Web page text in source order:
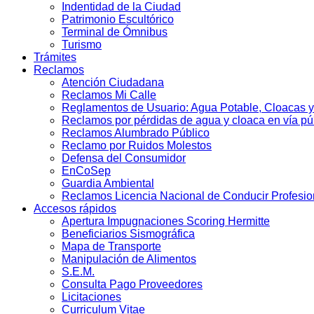
Indentidad de la Ciudad
Patrimonio Escultórico
Terminal de Ómnibus
Turismo
Trámites
Reclamos
Atención Ciudadana
Reclamos Mi Calle
Reglamentos de Usuario: Agua Potable, Cloacas
Reclamos por pérdidas de agua y cloaca en vía
Reclamos Alumbrado Público
Reclamo por Ruidos Molestos
Defensa del Consumidor
EnCoSep
Guardia Ambiental
Reclamos Licencia Nacional de Conducir
Accesos rápidos
Apertura Impugnaciones Scoring Hermitte
Beneficiarios Sismográfica
Mapa de Transporte
Manipulación de Alimentos
S.E.M.
Consulta Pago Proveedores
Licitaciones
Curriculum Vitae